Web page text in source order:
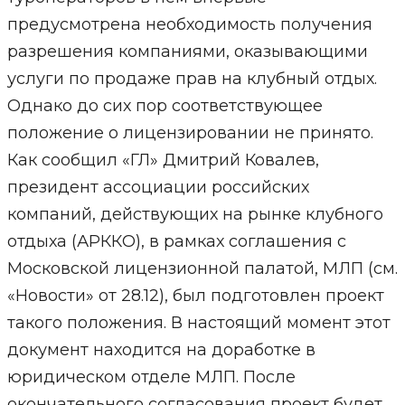
предусмотрена необходимость получения
разрешения компаниями, оказывающими
услуги по продаже прав на клубный отдых.
Однако до сих пор соответствующее
положение о лицензировании не принято.
Как сообщил «ГЛ» Дмитрий Ковалев,
президент ассоциации российских
компаний, действующих на рынке клубного
отдыха (АРККО), в рамках соглашения с
Московской лицензионной палатой, МЛП (см.
«Новости» от 28.12), был подготовлен проект
такого положения. В настоящий момент этот
документ находится на доработке в
юридическом отделе МЛП. После